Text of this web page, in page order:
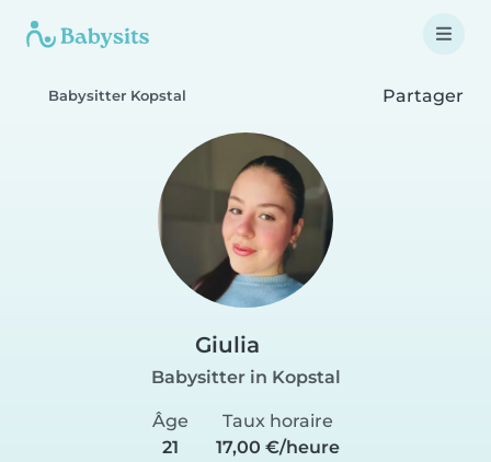
Babysitter Kopstal Partager
Giulia
Babysitter in Kopstal
Âge
21
Taux horaire
17,00 €/heure